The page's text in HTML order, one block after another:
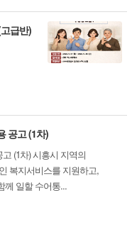
급반)
공고 (1차)
(1차) 시흥시 지역의
복지서비스를 지원하고,
께 일할 수어통...